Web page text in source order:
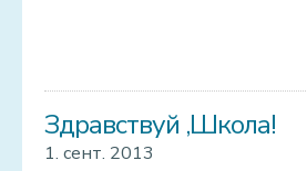
Здравствуй ,Школа!
1. сент. 2013